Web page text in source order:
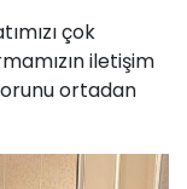
çok
iletişim
ortadan